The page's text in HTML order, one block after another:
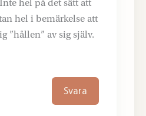
hel på det sätt att
hel i bemärkelse att
”hållen” av sig själv.
Svara